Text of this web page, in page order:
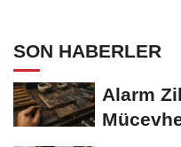
SON HABERLER
Alarm